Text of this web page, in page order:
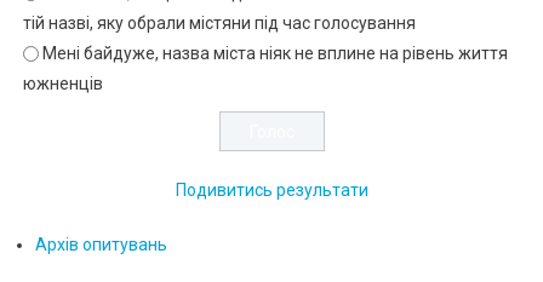
тій назві, яку обрали містяни під час голосування
Мені байдуже, назва міста ніяк не вплине на рівень життя
южненців
Подивитись результати
Архів опитувань